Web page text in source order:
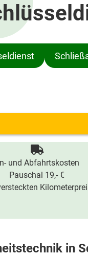
und Abfahrtskosten
Pauschal 19,- €
in